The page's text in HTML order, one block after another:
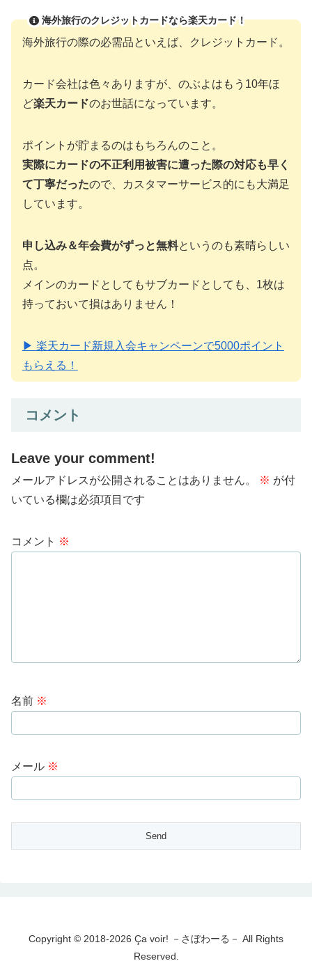
海外旅行のクレジットカードなら楽天カード！
海外旅行の際の必需品といえば、クレジットカード。
カード会社は色々ありますが、のぶよはもう10年ほ
ど楽天カードのお世話になっています。
ポイントが貯まるのはもちろんのこと。
実際にカードの不正利用被害に遭った際の対応も早く
て丁寧だったので、カスタマーサービス的にも大満足
しています。
申し込み＆年会費がずっと無料というのも素晴らしい
点。
メインのカードとしてもサブカードとしても、1枚は
持っておいて損はありません！
▶ 楽天カード新規入会キャンペーンで5000ポイント
もらえる！
コメント
Leave your comment!
メールアドレスが公開されることはありません。 ※ が付
いている欄は必須項目です
コメント ※
名前 ※
メール ※
Copyright © 2018-2026 Ça voir! －さぼわーる－ All Rights
Reserved.